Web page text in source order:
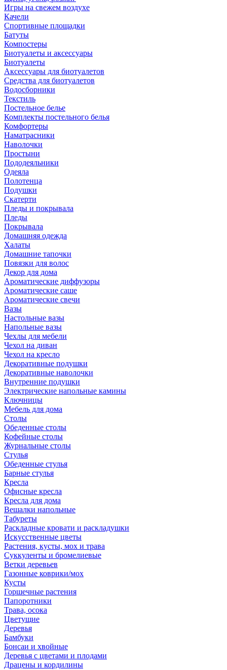
Игры на свежем воздухе
Качели
Спортивные площадки
Батуты
Компостеры
Биотуалеты и аксессуары
Биотуалеты
Аксессуары для биотуалетов
Средства для биотуалетов
Водосборники
Текстиль
Постельное белье
Комплекты постельного белья
Комфортеры
Наматрасники
Наволочки
Простыни
Пододеяльники
Одеяла
Полотенца
Подушки
Скатерти
Пледы и покрывала
Пледы
Покрывала
Домашняя одежда
Халаты
Домашние тапочки
Повязки для волос
Декор для дома
Ароматические диффузоры
Ароматические саше
Ароматические свечи
Вазы
Настольные вазы
Напольные вазы
Чехлы для мебели
Чехол на диван
Чехол на кресло
Декоративные подушки
Декоративные наволочки
Внутренние подушки
Электрические напольные камины
Ключницы
Мебель для дома
Столы
Обеденные столы
Кофейные столы
Журнальные столы
Стулья
Обеденные стулья
Барные стулья
Кресла
Офисные кресла
Кресла для дома
Вешалки напольные
Табуреты
Раскладные кровати и раскладушки
Искусственные цветы
Растения, кусты, мох и трава
Суккуленты и бромелиевые
Ветки деревьев
Газонные коврики/мох
Кусты
Горшечные растения
Папоротники
Трава, осока
Цветущие
Деревья
Бамбуки
Бонсаи и хвойные
Деревья с цветами и плодами
Драцены и кордилины